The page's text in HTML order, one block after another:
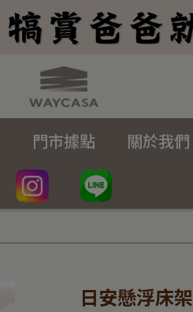
門市據點 關於我們
日安懸浮床架